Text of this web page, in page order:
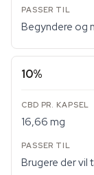
Begyndere og
10%
16,66 mg
Brugere der vil